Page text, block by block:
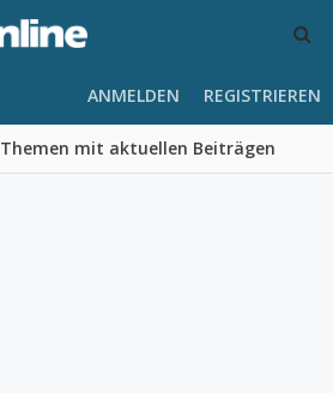
Themen mit aktuellen Beiträgen
ANMELDEN REGISTRIEREN